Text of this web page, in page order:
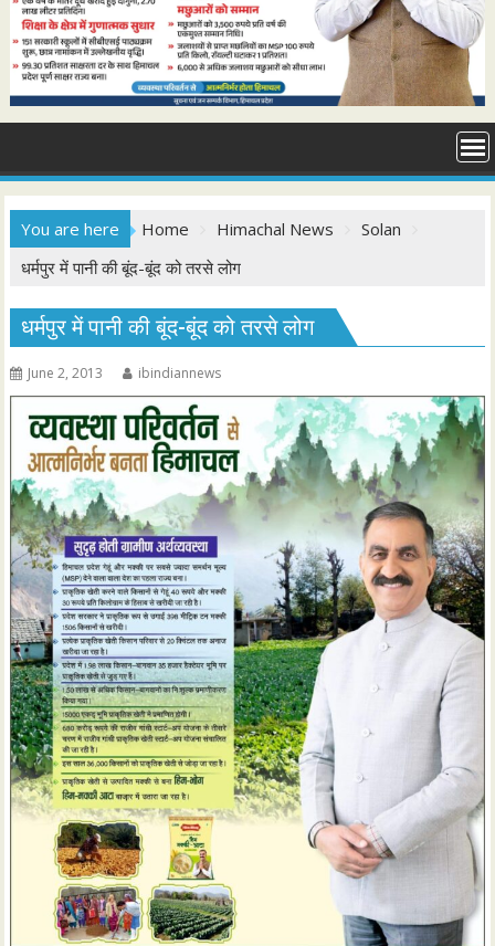
You are here Home Himachal News
Solan
धर्मपुर में पानी की बूंद-बूंद को तरसे लोग
धर्मपुर में पानी की बूंद-बूंद को तरसे लोग
June 2, 2013 ibindiannews